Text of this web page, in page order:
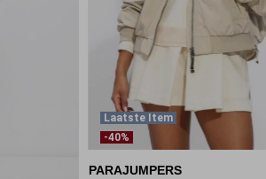
Laatste Item
-40%
PARAJUMPERS